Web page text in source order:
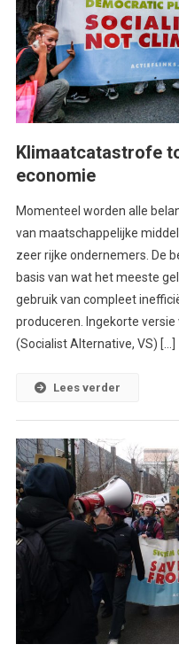
Klimaatcatastrofe
economie
Momenteel worden alle
van maatschappelijke
zeer rijke ondernemers. De
basis van wat het meeste
gebruik van compleet
produceren. Ingekorte
(Socialist Alternative, VS) […]
Lees verder